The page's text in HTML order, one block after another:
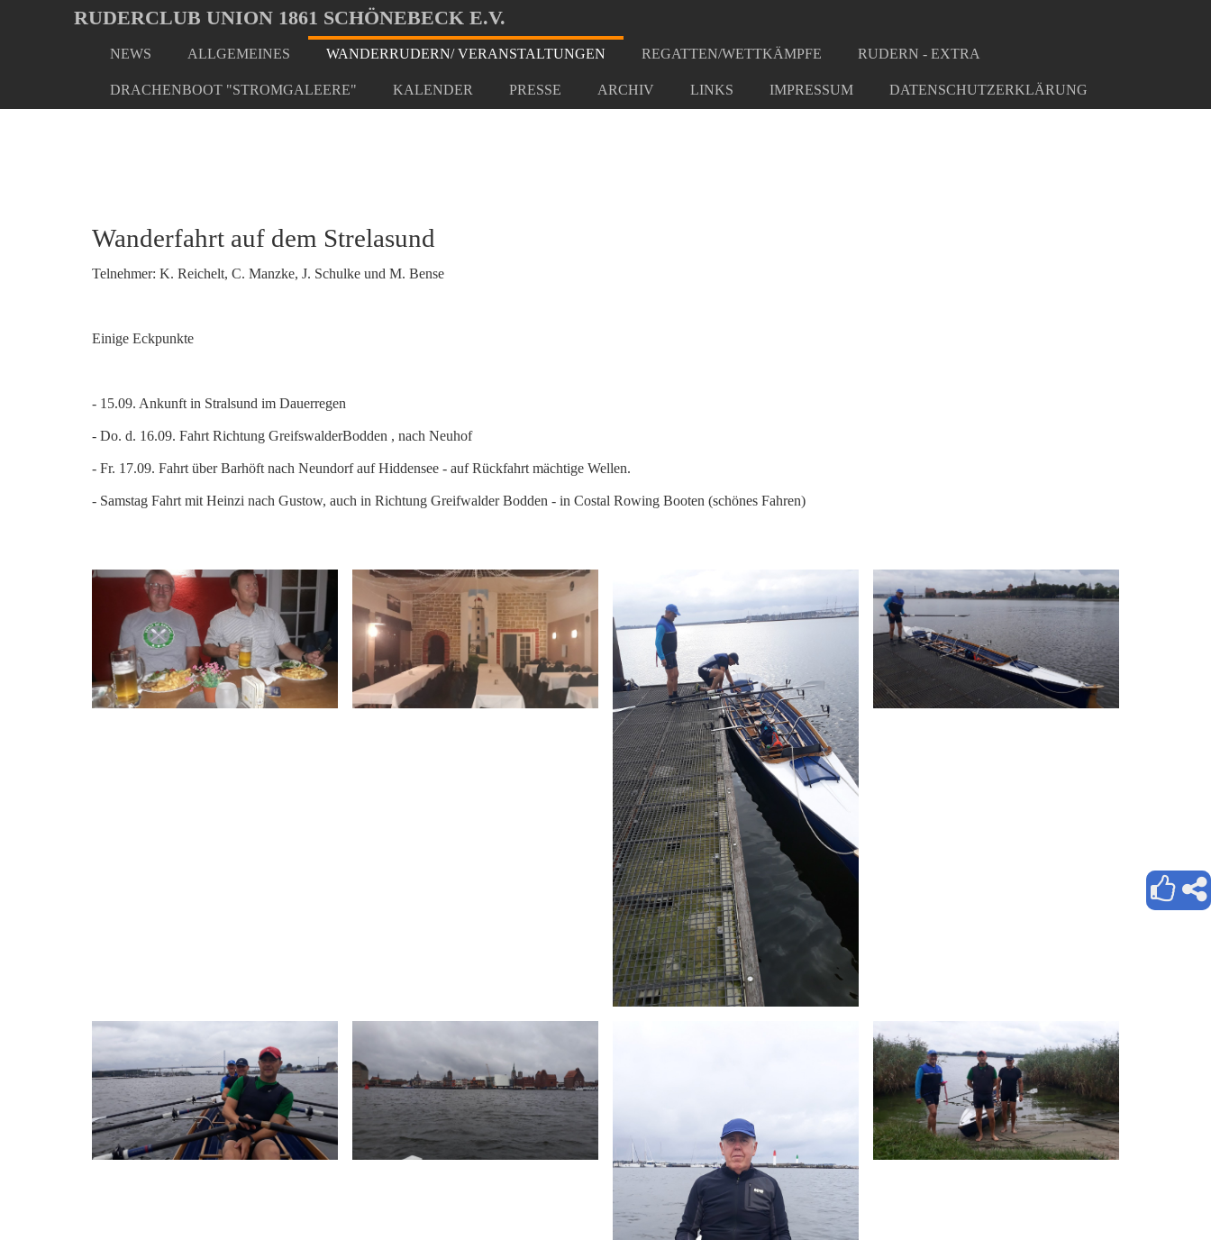
Oops, an error occurred! Code: 2026080711342679aa8dc1
main
RUDERCLUB UNION 1861 SCHÖNEBECK E.V.
NEWS ALLGEMEINES WANDERRUDERN/ VERANSTALTUNGEN REGATTEN/WETTKÄMPFE RUDERN - EXTRA
DRACHENBOOT "STROMGALEERE" KALENDER PRESSE ARCHIV LINKS IMPRESSUM DATENSCHUTZERKLÄRUNG
here:
Wanderfahrt auf dem Strelasund
Telnehmer: K. Reichelt, C. Manzke, J. Schulke und M. Bense
Einige Eckpunkte
- 15.09. Ankunft in Stralsund im Dauerregen
- Do. d. 16.09. Fahrt Richtung GreifswalderBodden , nach Neuhof
- Fr. 17.09. Fahrt über Barhöft nach Neundorf auf Hiddensee - auf Rückfahrt mächtige Wellen.
- Samstag Fahrt mit Heinzi nach Gustow, auch in Richtung Greifwalder Bodden - in Costal Rowing Booten (schönes Fahren)